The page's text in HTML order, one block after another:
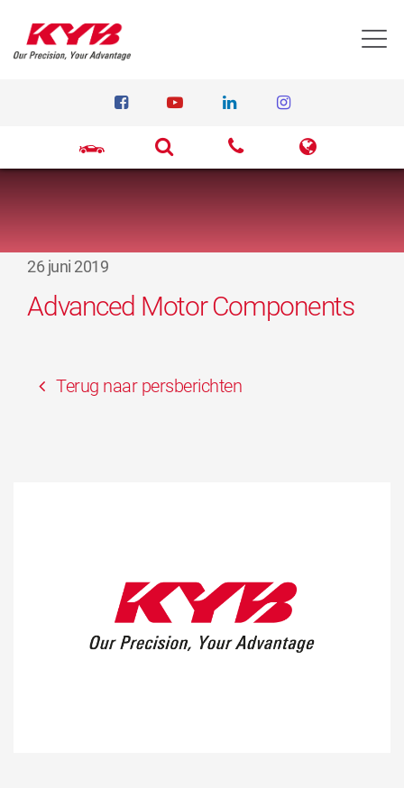
26 juni 2019
Advanced Motor Components
Terug naar persberichten